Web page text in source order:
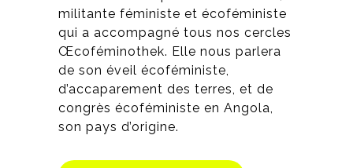
militante féministe et écoféministe
qui a accompagné tous nos cercles
Œcoféminothek. Elle nous parlera
de son éveil écoféministe,
d’accaparement des terres, et de
congrès écoféministe en Angola,
son pays d’origine.